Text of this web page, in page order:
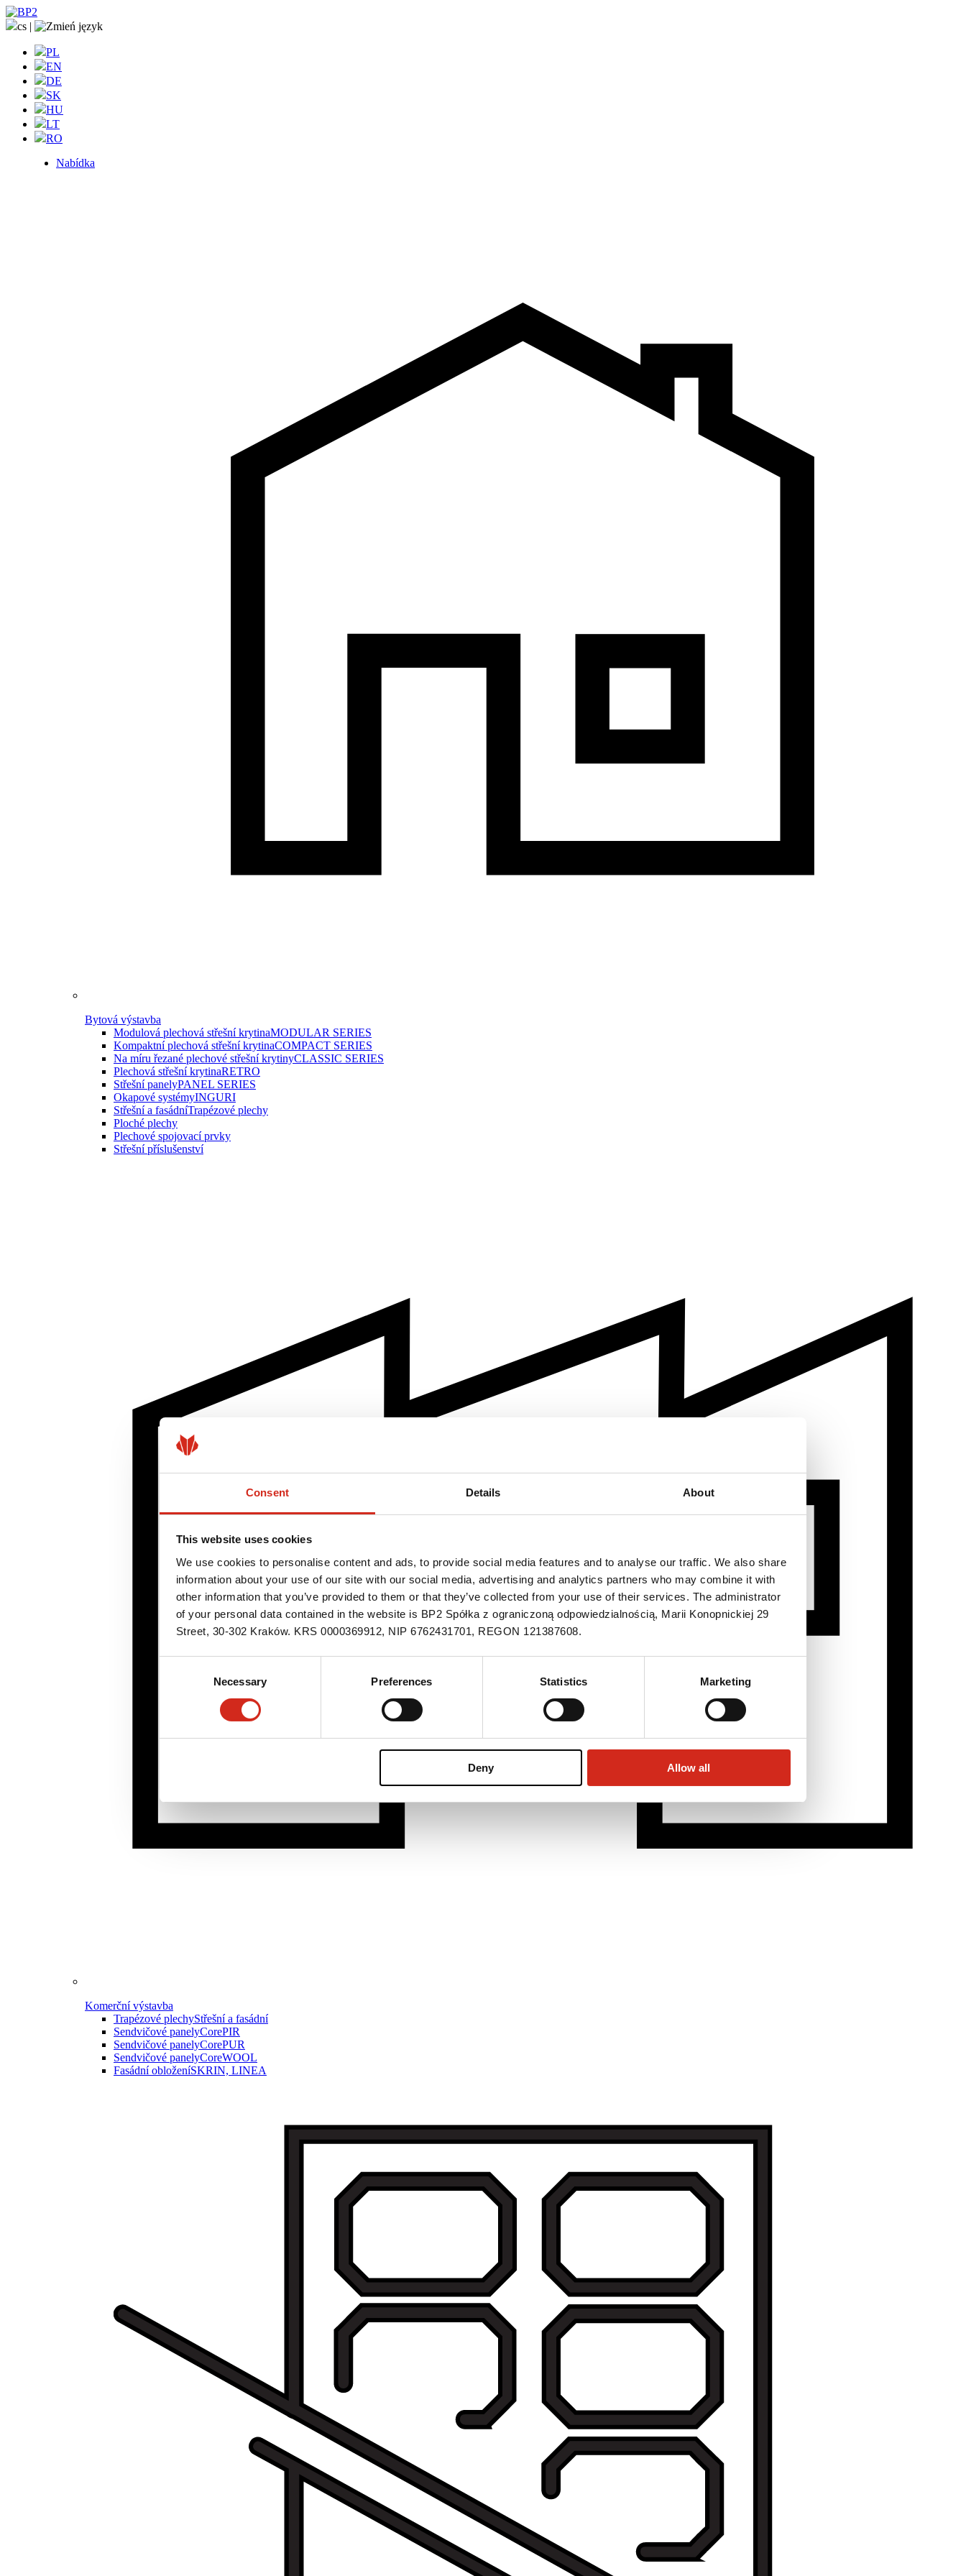
Consent Details About
This website uses cookies
We use cookies to personalise content and ads, to provide social media features and to analyse our traffic. We also share
information about your use of our site with our social media, advertising and analytics partners who may combine it with
other information that you’ve provided to them or that they’ve collected from your use of their services. The administrator
of your personal data contained in the website is BP2 Spółka z ograniczoną odpowiedzialnością, Marii Konopnickiej 29
Street, 30-302 Kraków. KRS 0000369912, NIP 6762431701, REGON 121387608.
Necessary Preferences Statistics Marketing
Deny Allow all
cs |
PL
EN
DE
SK
HU
LT
RO
Nabídka
Bytová výstavba
Modulová plechová střešní krytinaMODULAR SERIES
Kompaktní plechová střešní krytinaCOMPACT SERIES
Na míru řezané plechové střešní krytinyCLASSIC SERIES
Plechová střešní krytinaRETRO
Střešní panelyPANEL SERIES
Okapové systémyINGURI
Střešní a fasádníTrapézové plechy
Ploché plechy
Plechové spojovací prvky
Střešní příslušenství
Komerční výstavba
Trapézové plechyStřešní a fasádní
Sendvičové panelyCorePIR
Sendvičové panelyCorePUR
Sendvičové panelyCoreWOOL
Fasádní obloženíSKRIN, LINEA